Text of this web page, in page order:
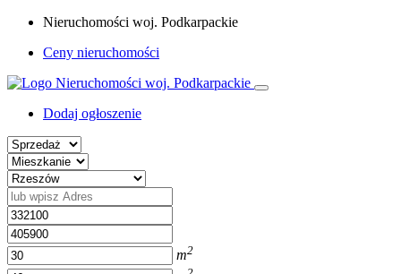
Nieruchomości woj. Podkarpackie
Ceny nieruchomości
Dodaj ogłoszenie
m2